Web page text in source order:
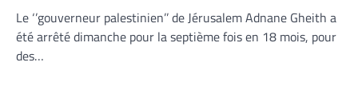
Le ‘’gouverneur palestinien’’ de Jérusalem Adnane Gheith a
été arrêté dimanche pour la septième fois en 18 mois, pour
des…